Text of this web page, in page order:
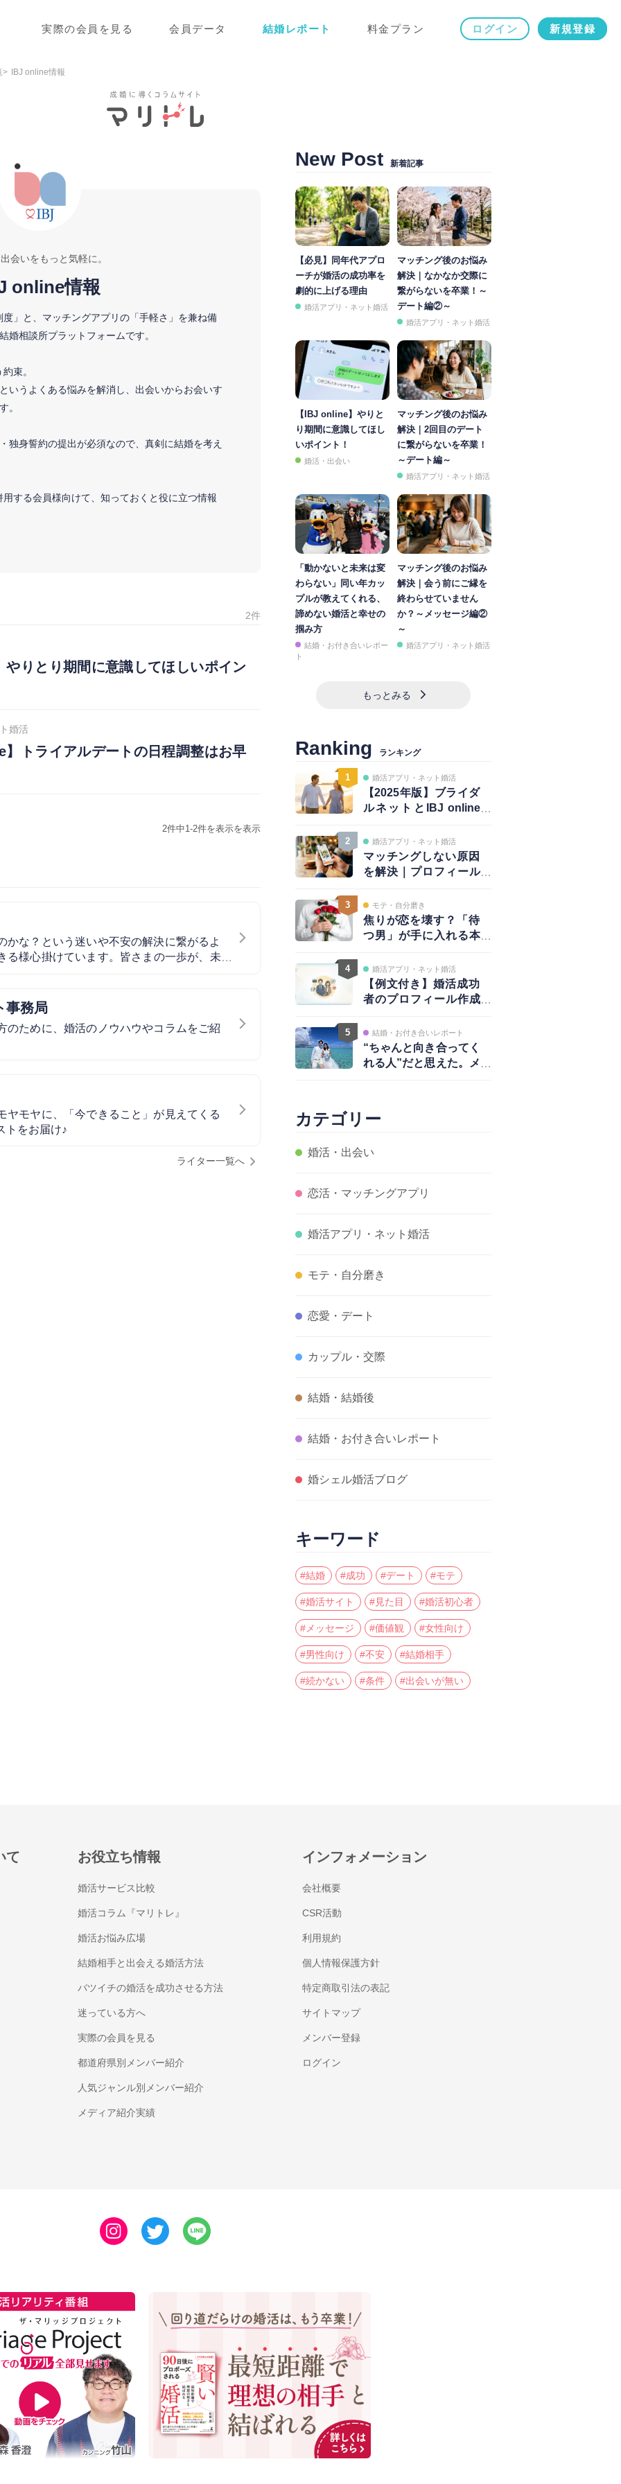
実際の会員を見る 会員データ 結婚レポート 料金プラン ログイン 新規登録
IBJ online情報
会いをもっと気軽に。
online情報
」と、マッチングアプリの「手軽さ」を兼ね備
婚相談所プラットフォームです。
束。
いうよくある悩みを解消し、出会いからお会いす
。
独身誓約の提出が必須なので、真剣に結婚を考え
する会員様向けて、知っておくと役に立つ情報
2件
やりとり期間に意識してほしいポイン
婚活
トライアルデートの日程調整はお早
2件中1-2件を表示を表示
かな？という迷いや不安の解決に繋がるよ
る様心掛けています。皆さまの一歩が、未
事務局
のために、婚活のノウハウやコラムをご紹
ヤモヤに、「今できること」が見えてくる
トをお届け♪
ライター一覧へ
New Post 新着記事
【必見】同年代アプロ
ーチが婚活の成功率を
劇的に上げる理由
婚活アプリ・ネット婚活
マッチング後のお悩み
解決｜なかなか交際に
繋がらないを卒業！～
デート編②～
婚活アプリ・ネット婚活
【IBJ online】やりと
り期間に意識してほし
いポイント！
婚活・出会い
マッチング後のお悩み
解決｜2回目のデート
に繋がらないを卒業！
～デート編～
婚活アプリ・ネット婚活
「動かないと未来は変
わらない」同い年カッ
プルが教えてくれる、
諦めない婚活と幸せの
掴み方
結婚・お付き合いレポー
ト
マッチング後のお悩み
解決｜会う前にご縁を
終わらせていません
か？～メッセージ編②
～
婚活アプリ・ネット婚活
もっとみる
Ranking ランキング
1 婚活アプリ・ネット婚活
【2025年版】ブライダ
ルネットとIBJ online
い方と注意点
2 婚活アプリ・ネット婚活
マッチングしない原因
を解決｜プロフィール
編～
3 モテ・自分磨き
焦りが恋を壊す？「待
つ男」が手に入れる本
自信
4 婚活アプリ・ネット婚活
【例文付き】婚活成功
者のプロフィール作成
アプローチ戦略まで完
全ガイド
5 結婚・お付き合いレポート
“ちゃんと向き合ってく
れる人”だと思えた。メ
カテゴリー
婚活・出会い
恋活・マッチングアプリ
婚活アプリ・ネット婚活
モテ・自分磨き
恋愛・デート
カップル・交際
結婚・結婚後
結婚・お付き合いレポート
婚シェル婚活ブログ
キーワード
#結婚 #成功 #デート #モテ
#婚活サイト #見た目 #婚活初心者
#メッセージ #価値観 #女性向け
#男性向け #不安 #結婚相手
#続かない #条件 #出会いが無い
て お役立ち情報
婚活サービス比較
婚活コラム『マリトレ』
婚活お悩み広場
結婚相手と出会える婚活方法
バツイチの婚活を成功させる方法
迷っている方へ
実際の会員を見る
都道府県別メンバー紹介
人気ジャンル別メンバー紹介
メディア紹介実績
インフォメーション
会社概要
CSR活動
利用規約
個人情報保護方針
特定商取引法の表記
サイトマップ
メンバー登録
ログイン